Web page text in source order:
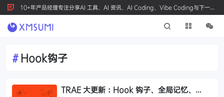
10+年产品经理专注分享AI 工具、AI 资讯、AI Coding、Vibe Coding与下一代
产品创新，按 Ctrl+D 收藏我们
# Hook钩子
TRAE 大更新：Hook 钩子、全局记忆、